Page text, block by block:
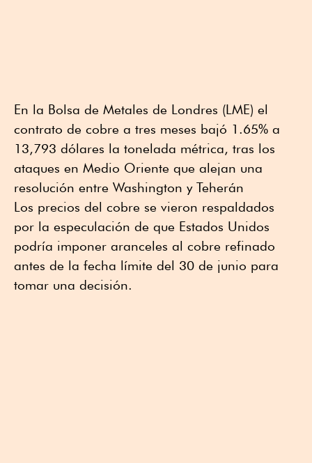
En la Bolsa de Metales de Londres (LME) el
contrato de cobre a tres meses bajó 1.65% a
13,793 dólares la tonelada métrica, tras los
ataques en Medio Oriente que alejan una
resolución entre Washington y Teherán
Los precios del cobre se vieron respaldados
por la especulación de que Estados Unidos
podría imponer aranceles al cobre refinado
antes de la fecha límite del 30 de junio para
tomar una decisión.